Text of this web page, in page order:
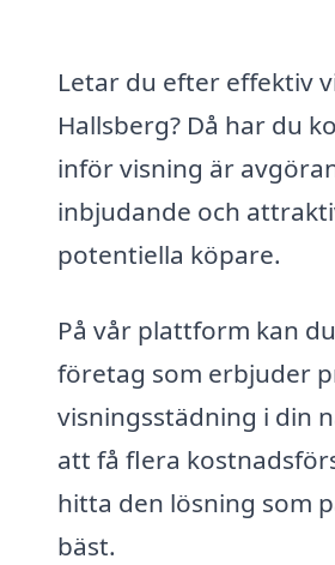
Letar du efter effektiv
Hallsberg? Då har du
inför visning är
inbjudande och
potentiella köpare.
På vår plattform kan
företag som erbjuder
visningsstädning i din
att få flera
hitta den lösning som
bäst.